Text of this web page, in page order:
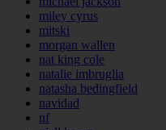
miley cyrus
mitski
morgan wallen
nat king cole
natalie imbruglia
natasha bedingfield
navidad
nf